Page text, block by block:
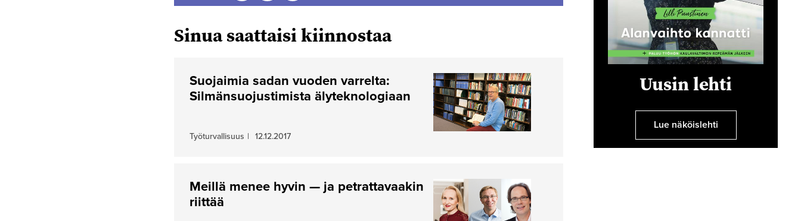
JaaJaaJaa
Sinua saattaisi kiinnostaa
Suojaimia sadan vuoden varrelta:
Silmänsuojustimista älyteknologiaan
Työturvallisuus | 12.12.2017
Meillä menee hyvin — ja petrattavaakin
riittää
Uusin lehti
Lue näköislehti